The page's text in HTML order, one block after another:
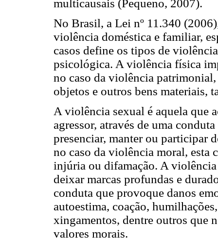
multicausais (Pequeno, 2007).
No Brasil, a Lei nº 11.340
violência doméstica e familiar,
casos define os tipos de
psicológica. A violência física
no caso da violência patrimonial,
objetos e outros bens materiais,
A violência sexual é aquela que
agressor, através de uma
presenciar, manter ou participar
no caso da violência moral, esta
injúria ou difamação. A
deixar marcas profundas e
conduta que provoque danos
autoestima, coação,
xingamentos, dentre outros que
valores morais.